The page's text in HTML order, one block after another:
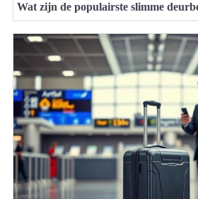
Wat zijn de populairste slimme